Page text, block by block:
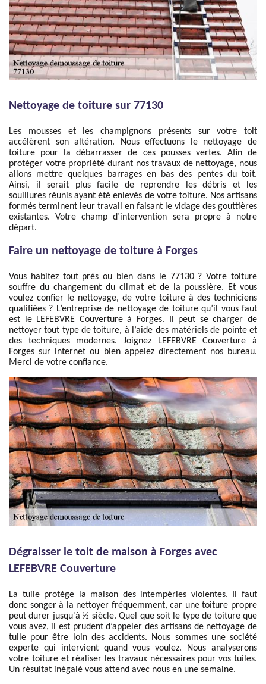
Nettoyage de toiture sur 77130
Les mousses et les champignons présents sur votre toit
accélèrent son altération. Nous effectuons le nettoyage de
toiture pour la débarrasser de ces pousses vertes. Afin de
protéger votre propriété durant nos travaux de nettoyage, nous
allons mettre quelques barrages en bas des pentes du toit.
Ainsi, il serait plus facile de reprendre les débris et les
souillures réunis ayant été enlevés de votre toiture. Nos artisans
formés terminent leur travail en faisant le vidage des gouttières
existantes. Votre champ d’intervention sera propre à notre
départ.
Faire un nettoyage de toiture à Forges
Vous habitez tout près ou bien dans le 77130 ? Votre toiture
souffre du changement du climat et de la poussière. Et vous
voulez confier le nettoyage, de votre toiture à des techniciens
qualifiées ? L’entreprise de nettoyage de toiture qu’il vous faut
est le LEFEBVRE Couverture à Forges. Il peut se charger de
nettoyer tout type de toiture, à l’aide des matériels de pointe et
des techniques modernes. Joignez LEFEBVRE Couverture à
Forges sur internet ou bien appelez directement nos bureau.
Merci de votre confiance.
Dégraisser le toit de maison à Forges avec
LEFEBVRE Couverture
La tuile protège la maison des intempéries violentes. Il faut
donc songer à la nettoyer fréquemment, car une toiture propre
peut durer jusqu'à ½ siècle. Quel que soit le type de toiture que
vous avez, il est prudent d’appeler des artisans de nettoyage de
tuile pour être loin des accidents. Nous sommes une société
experte qui intervient quand vous voulez. Nous analyserons
votre toiture et réaliser les travaux nécessaires pour vos tuiles.
Un résultat inégalé vous attend avec nous en une semaine.